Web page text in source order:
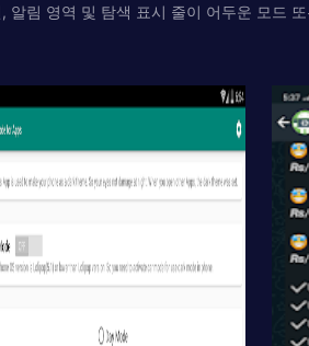
림 영역 및 탐색 표시 줄이 어두운 모드